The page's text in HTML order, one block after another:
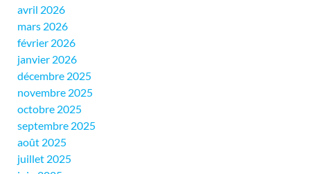
avril 2026
mars 2026
février 2026
janvier 2026
décembre 2025
novembre 2025
octobre 2025
septembre 2025
août 2025
juillet 2025